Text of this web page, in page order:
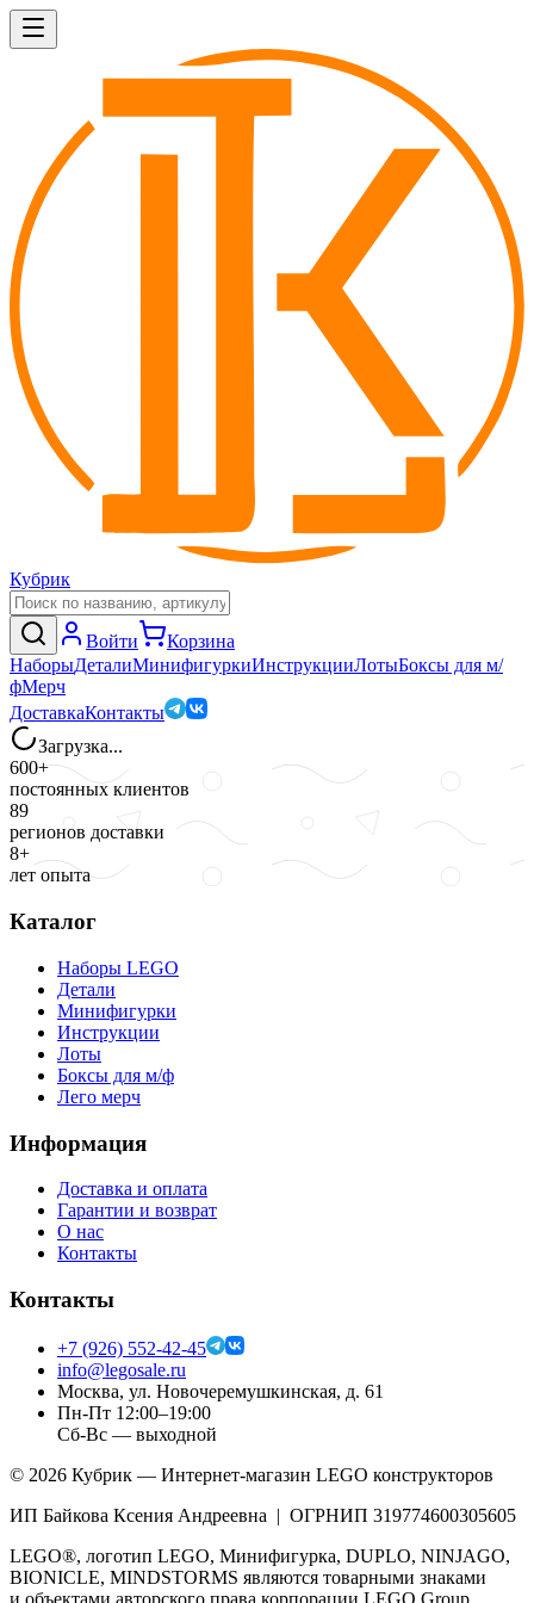
Кубрик
Войти
Корзина
НаборыДеталиМинифигуркиИнструкцииЛотыБоксы для м/
фМерч
ДоставкаКонтакты
Загрузка...
600+
постоянных клиентов
89
регионов доставки
8+
лет опыта
Каталог
Наборы LEGO
Детали
Минифигурки
Инструкции
Лоты
Боксы для м/ф
Лего мерч
Информация
Доставка и оплата
Гарантии и возврат
О нас
Контакты
Контакты
+7 (926) 552-42-45
info@legosale.ru
Москва, ул. Новочеремушкинская, д. 61
Пн-Пт 12:00–19:00
Сб-Вс — выходной
© 2026 Кубрик — Интернет-магазин LEGO конструкторов
ИП Байкова Ксения Андреевна | ОГРНИП 319774600305605
LEGO®, логотип LEGO, Минифигурка, DUPLO, NINJAGO,
BIONICLE, MINDSTORMS являются товарными знаками
и объектами авторского права корпорации LEGO Group.